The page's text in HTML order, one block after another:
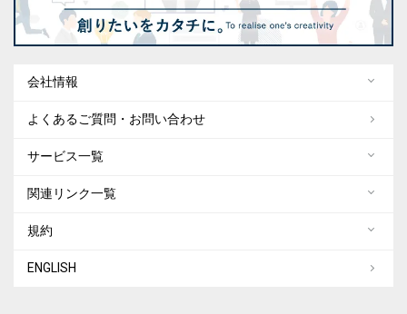
会社情報
よくあるご質問・お問い合わせ
サービス一覧
関連リンク一覧
規約
ENGLISH